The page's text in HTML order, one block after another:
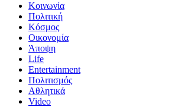
Κοινωνία
Πολιτική
Κόσμος
Οικονομία
Άποψη
Life
Entertainment
Πολιτισμός
Αθλητικά
Video